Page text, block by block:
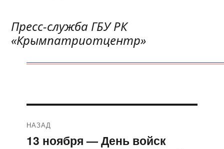
Пресс-служба ГБУ РК
«Крымпатриотцентр»
по
НАЗАД
Предыдущая
13 ноября — День войск